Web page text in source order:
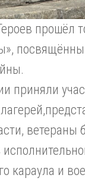
прошёл
приняли
ветераны
караула и